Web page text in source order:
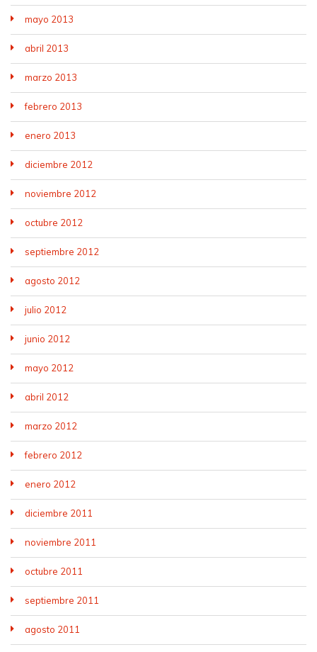
mayo 2013
abril 2013
marzo 2013
febrero 2013
enero 2013
diciembre 2012
noviembre 2012
octubre 2012
septiembre 2012
agosto 2012
julio 2012
junio 2012
mayo 2012
abril 2012
marzo 2012
febrero 2012
enero 2012
diciembre 2011
noviembre 2011
octubre 2011
septiembre 2011
agosto 2011